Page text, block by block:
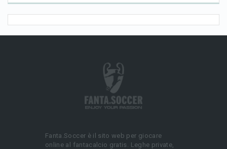
Fanta.Soccer è il sito web per giocare
online al fantacalcio gratis. Leghe private,